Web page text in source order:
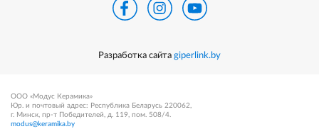
Разработка сайта giperlink.by
ООО «Модус Керамика»
Юр. и почтовый адрес: Республика Беларусь 220062,
г. Минск, пр-т Победителей, д. 119, пом. 508/4.
modus@keramika.by